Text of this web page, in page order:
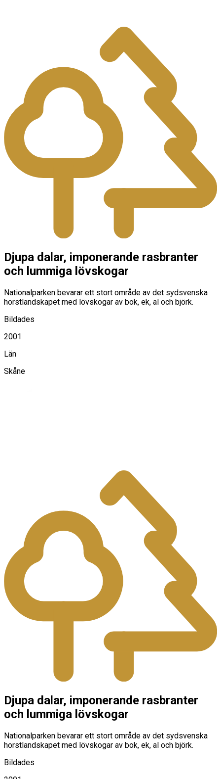
Djupa dalar, imponerande rasbranter
och lummiga lövskogar
Nationalparken bevarar ett stort område av det sydsvenska
horstlandskapet med lövskogar av bok, ek, al och björk.
Bildades
2001
Län
Skåne
Djupa dalar, imponerande rasbranter
och lummiga lövskogar
Nationalparken bevarar ett stort område av det sydsvenska
horstlandskapet med lövskogar av bok, ek, al och björk.
Bildades